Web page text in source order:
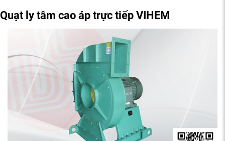
Quạt ly tâm cao áp trực tiếp VIHEM